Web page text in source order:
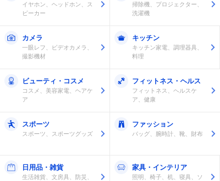
イヤホン、ヘッドホン、ス
ピーカー
掃除機、プロジェクター、
洗濯機
カメラ
一眼レフ、ビデオカメラ、
撮影機材
キッチン
キッチン家電、調理器具、
料理
ビューティ・コスメ
コスメ、美容家電、ヘアケ
ア
フィットネス・ヘルス
フィットネス、ヘルスケ
ア、健康
スポーツ
スポーツ、スポーツグッズ
ファッション
バッグ、腕時計、靴、財布
日用品・雑貨
生活雑貨、文房具、防災、
家具・インテリア
照明、椅子、机、寝具、ソ